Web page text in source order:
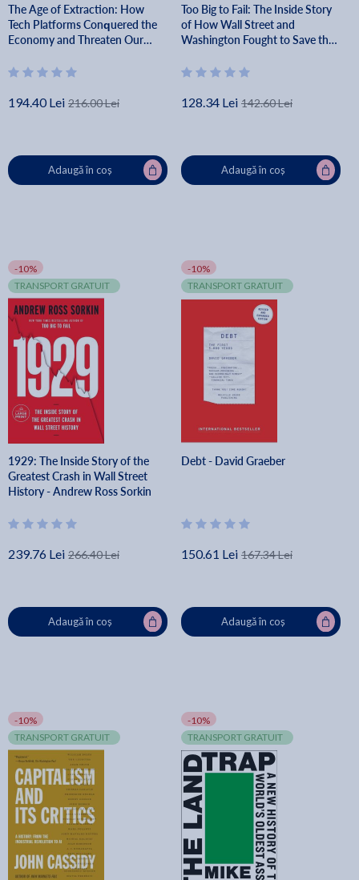
The Age of Extraction: How
Tech Platforms Conquered the
Economy and Threaten Our
194.40 Lei 216.00 Lei
Adaugă în coș
Too Big to Fail: The Inside Story
of How Wall Street and
Washington Fought to Save the
Themselves - Andrew Ross
128.34 Lei 142.60 Lei
Adaugă în coș
-10%
TRANSPORT GRATUIT
1929: The Inside Story of the
Greatest Crash in Wall Street
History - Andrew Ross Sorkin
239.76 Lei 266.40 Lei
Adaugă în coș
-10%
TRANSPORT GRATUIT
Debt - David Graeber
150.61 Lei 167.34 Lei
Adaugă în coș
-10%
TRANSPORT GRATUIT
-10%
TRANSPORT GRATUIT